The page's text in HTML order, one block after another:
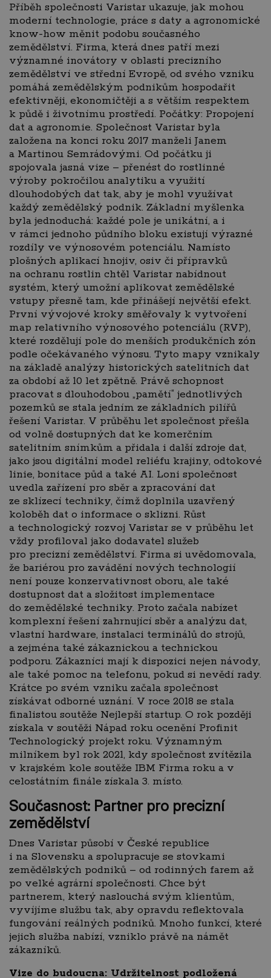
Příběh společnosti Varistar ukazuje, jak mohou
moderní technologie, práce s daty a agronomické
know-how měnit podobu současného
zemědělství. Firma, která dnes patří mezi
významné inovátory v oblasti precizního
zemědělství ve střední Evropě, od svého vzniku
pomáhá zemědělským podnikům hospodařit
efektivněji, ekonomičtěji a s větším respektem
k půdě i životnímu prostředí. Počátky: Propojení
dat a agronomie. Společnost Varistar byla
založena na konci roku 2017 manželi Janem
a Martinou Semrádovými. Od počátku ji
spojovala jasná vize – přenést do rostlinné
výroby pokročilou analytiku a využití
dlouhodobých dat tak, aby je mohl využívat
každý zemědělský podnik. Základní myšlenka
byla jednoduchá: každé pole je unikátní, a i
v rámci jednoho půdního bloku existují výrazné
rozdíly ve výnosovém potenciálu. Namísto
plošných aplikací hnojiv, osiv či přípravků
na ochranu rostlin chtěl Varistar nabídnout
systém, který umožní aplikovat zemědělské
vstupy přesně tam, kde přinášejí největší efekt.
První vývojové kroky směřovaly k vytvoření
map relativního výnosového potenciálu (RVP),
které rozdělují pole do menších produkčních zón
podle očekávaného výnosu. Tyto mapy vznikaly
na základě analýzy historických satelitních dat
za období až 10 let zpětně. Právě schopnost
pracovat s dlouhodobou „pamětí“ jednotlivých
pozemků se stala jedním ze základních pilířů
řešení Varistar. V průběhu let společnost přešla
od volně dostupných dat ke komerčním
satelitním snímkům a přidala i další zdroje dat,
jako jsou digitální model reliéfu krajiny, odtokové
linie, bonitace půd a také AI. Loni společnost
uvedla zařízení pro sběr a zpracování dat
ze sklízecí techniky, čímž doplnila uzavřený
koloběh dat o informace o sklizni. Růst
a technologický rozvoj Varistar se v průběhu let
vždy profiloval jako dodavatel služeb
pro precizní zemědělství. Firma si uvědomovala,
že bariérou pro zavádění nových technologií
není pouze konzervativnost oboru, ale také
dostupnost dat a složitost implementace
do zemědělské techniky. Proto začala nabízet
komplexní řešení zahrnující sběr a analýzu dat,
vlastní hardware, instalaci terminálů do strojů,
a zejména také zákaznickou a technickou
podporu. Zákazníci mají k dispozici nejen návody,
ale také pomoc na telefonu, pokud si nevědí rady.
Krátce po svém vzniku začala společnost
získávat odborné uznání. V roce 2018 se stala
finalistou soutěže Nejlepší startup. O rok později
získala v soutěži Nápad roku ocenění Profinit
Technologický projekt roku. Významným
milníkem byl rok 2021, kdy společnost zvítězila
v krajském kole soutěže IBM Firma roku a v
celostátním finále získala 3. místo.
Současnost: Partner pro precizní
zemědělství
Dnes Varistar působí v České republice
i na Slovensku a spolupracuje se stovkami
zemědělských podniků – od rodinných farem až
po velké agrární společnosti. Chce být
partnerem, který naslouchá svým klientům,
vyvíjíme službu tak, aby opravdu reflektovala
fungování reálných podniků. Mnoho funkcí, které
jejich služba nabízí, vzniklo právě na námět
zákazníků.
Vize do budoucna: Udržitelnost podložená